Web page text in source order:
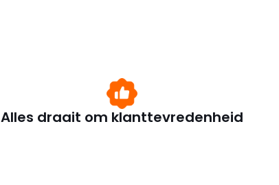
Alles draait om klanttevredenheid